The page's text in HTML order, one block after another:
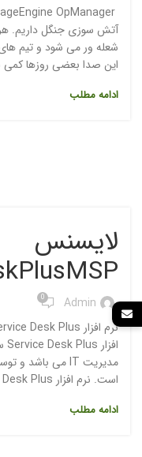
آتش سوزی جنگل داریم.
شعله ور می شود و تیم
این صدا بعضی روزها کمی
ادامه مطلب
لایسنس
Admin
0
است. نرم افزار Service Desk Plus یا نرم افزار مدیریت خدمات...
ادامه مطلب